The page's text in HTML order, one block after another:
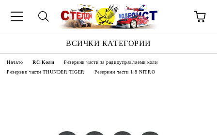
ВСИЧКИ КАТЕГОРИИ
Начало RC Коли
Резервни части за радиоуправляеми коли
Резервни части THUNDER TIGER
Резервни части 1:8 NITRO